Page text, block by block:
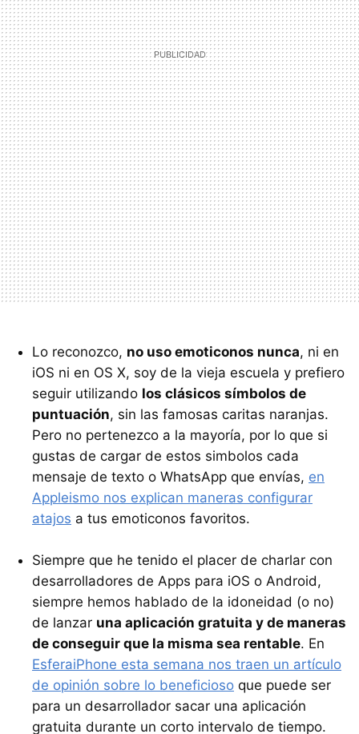
Lo reconozco, no uso emoticonos nunca, ni en
iOS ni en OS X, soy de la vieja escuela y prefiero
seguir utilizando los clásicos símbolos de
puntuación, sin las famosas caritas naranjas.
Pero no pertenezco a la mayoría, por lo que si
gustas de cargar de estos simbolos cada
mensaje de texto o WhatsApp que envías, en
Appleismo nos explican maneras configurar
atajos a tus emoticonos favoritos.
Siempre que he tenido el placer de charlar con
desarrolladores de Apps para iOS o Android,
siempre hemos hablado de la idoneidad (o no)
de lanzar una aplicación gratuita y de maneras
de conseguir que la misma sea rentable. En
EsferaiPhone esta semana nos traen un artículo
de opinión sobre lo beneficioso que puede ser
para un desarrollador sacar una aplicación
gratuita durante un corto intervalo de tiempo.